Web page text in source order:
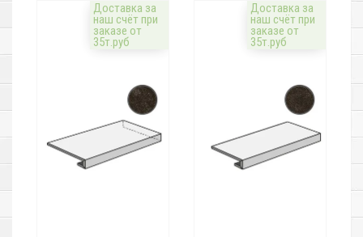
Доставка за
наш счёт при
заказе от
35т.руб
Доставка за
наш счёт при
заказе от
35т.руб